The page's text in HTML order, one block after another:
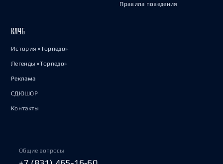
Правила поведения
КЛУБ
История «Торпедо»
Легенды «Торпедо»
Реклама
СДЮШОР
Контакты
Общие вопросы